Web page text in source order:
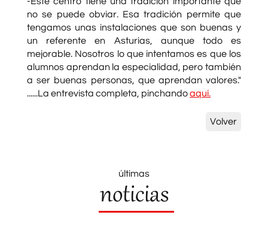
no se puede obviar. Esa tradición permite que
tengamos unas instalaciones que son buenas y
un referente en Asturias, aunque todo es
mejorable. Nosotros lo que intentamos es que los
alumnos aprendan la especialidad, pero también
a ser buenas personas, que aprendan valores."
......La entrevista completa, pinchandoaquí.
Volver
últimas
noticias